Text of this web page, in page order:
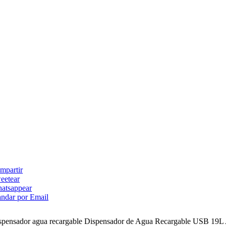
por Email
agua recargable Dispensador de Agua Recargable USB 19L